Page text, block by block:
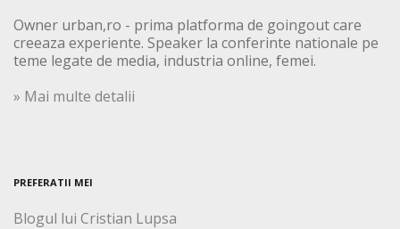
Owner urban,ro - prima platforma de goingout care
creeaza experiente. Speaker la conferinte nationale pe
teme legate de media, industria online, femei.
» Mai multe detalii
PREFERATII MEI
Blogul lui Cristian Lupsa